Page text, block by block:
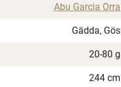
Abu Garcia Orra
Gädda, Gös
20-80 g
244 cm